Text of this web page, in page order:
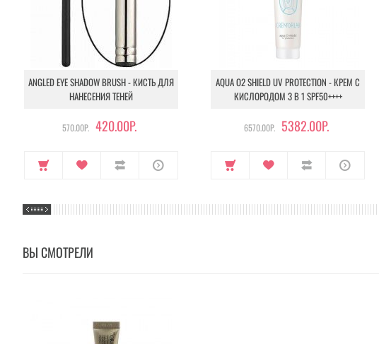
ANGLED EYE SHADOW BRUSH - КИСТЬ ДЛЯ
НАНЕСЕНИЯ ТЕНЕЙ
570.00Р. 420.00Р.
AQUA O2 SHIELD UV PROTECTION - КРЕМ С
КИСЛОРОДОМ 3 В 1 SPF50++++
6570.00Р. 5382.00Р.
ВЫ СМОТРЕЛИ